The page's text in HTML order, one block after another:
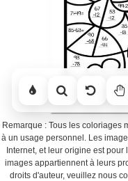
Remarque : Tous les coloriages
à un usage personnel. Les
Internet, et leur origine est
images appartiennent à leurs
droits d'auteur, veuillez nous